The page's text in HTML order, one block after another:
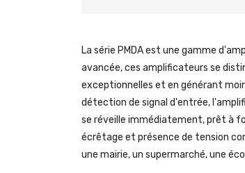
La série PMDA est une gamme
avancée, ces amplificateurs se
exceptionnelles et en générant
détection de signal d'entrée,
se réveille immédiatement, prêt à
écrêtage et présence de tension
une mairie, un supermarché, une